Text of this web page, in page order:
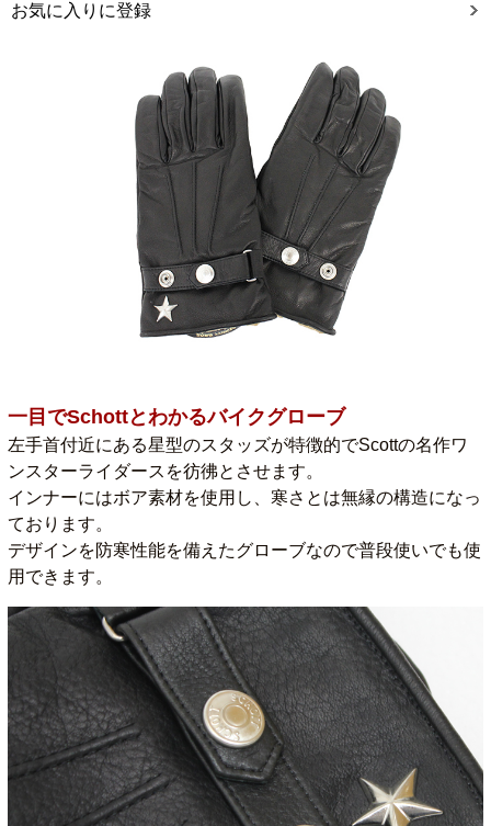
お気に入りに登録
一目でSchottとわかるバイクグローブ
左手首付近にある星型のスタッズが特徴的でScottの名作ワ
ンスターライダースを彷彿とさせます。
インナーにはボア素材を使用し、寒さとは無縁の構造になっ
ております。
デザインを防寒性能を備えたグローブなので普段使いでも使
用できます。